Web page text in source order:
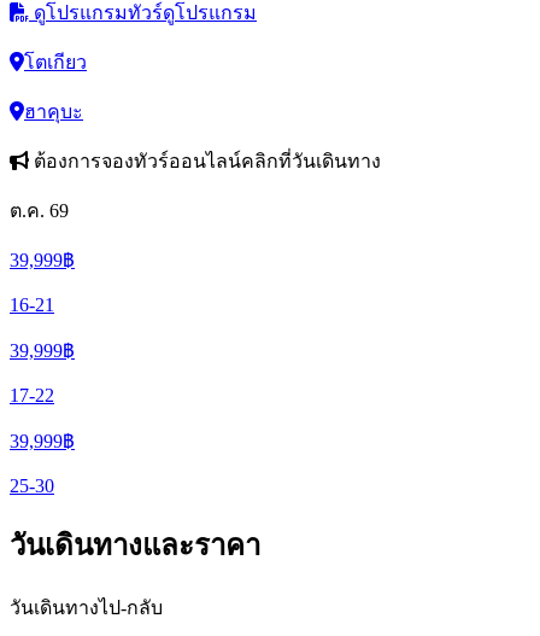
ดูโปรแกรมทัวร์ดูโปรแกรม
โตเกียว
ฮาคุบะ
ต้องการจองทัวร์ออนไลน์คลิกที่วันเดินทาง
ต.ค. 69
39,999฿
16-21
39,999฿
17-22
39,999฿
25-30
วันเดินทางและราคา
วันเดินทางไป-กลับ